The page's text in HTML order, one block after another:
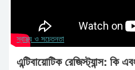
স্বাস্থ্য ও সচেতনতা
এন্টিবায়োটিক রেজিস্ট্যান্স: কি